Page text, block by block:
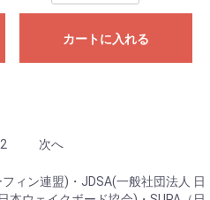
カートに入れる
2 次へ
フィン連盟)・JDSA(一般社団法人 日